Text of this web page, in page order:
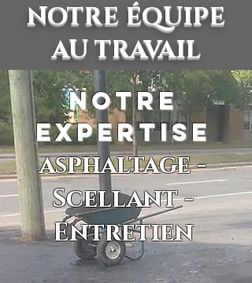
NOTRE ÉQUIPE
AU TRAVAIL
NOTRE
EXPERTISE
asphaltage -
Scellant -
Entretien